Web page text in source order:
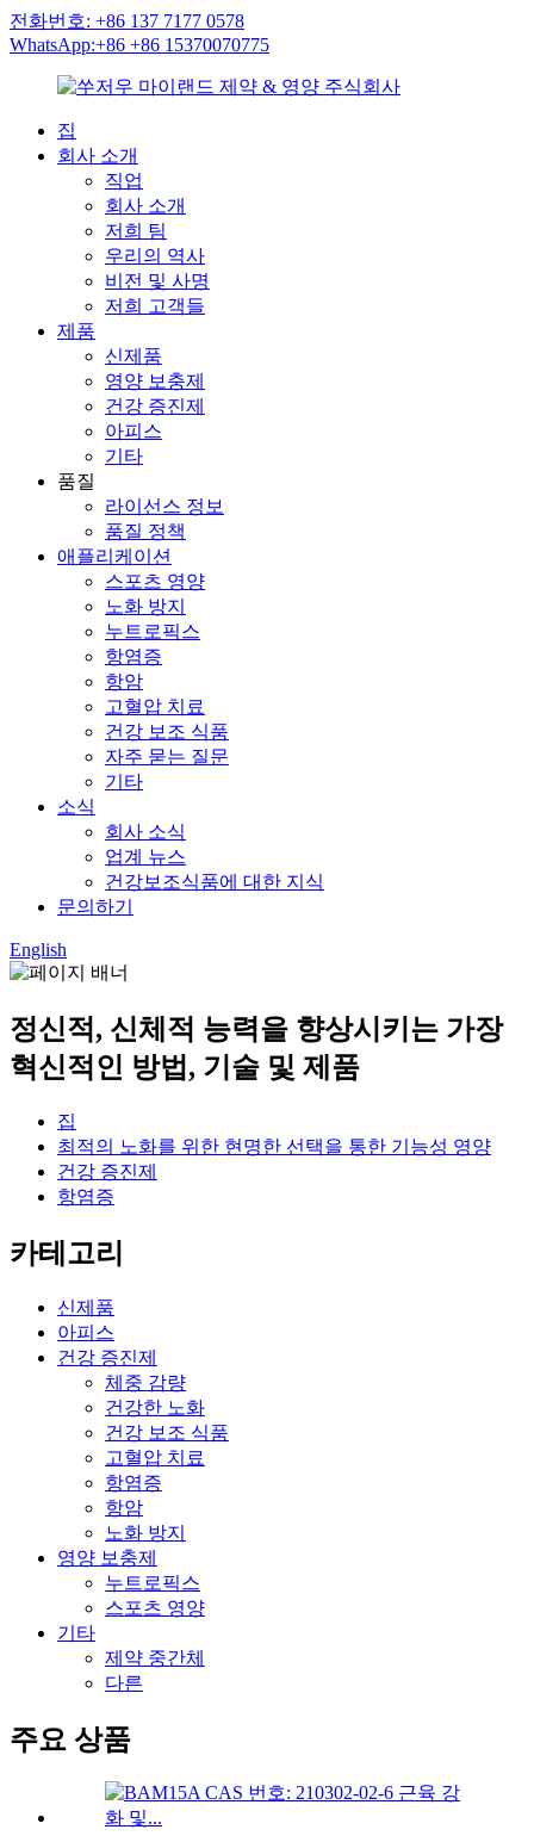
전화번호: +86 137 7177 0578
WhatsApp:+86 +86 15370070775
집
회사 소개
직업
회사 소개
저희 팀
우리의 역사
비전 및 사명
저희 고객들
제품
신제품
영양 보충제
건강 증진제
아피스
기타
품질
라이선스 정보
품질 정책
애플리케이션
스포츠 영양
노화 방지
누트로픽스
항염증
항암
고혈압 치료
건강 보조 식품
자주 묻는 질문
기타
소식
회사 소식
업계 뉴스
건강보조식품에 대한 지식
문의하기
English
정신적, 신체적 능력을 향상시키는 가장
혁신적인 방법, 기술 및 제품
집
최적의 노화를 위한 현명한 선택을 통한 기능성 영양
건강 증진제
항염증
카테고리
신제품
아피스
건강 증진제
체중 감량
건강한 노화
건강 보조 식품
고혈압 치료
항염증
항암
노화 방지
영양 보충제
누트로픽스
스포츠 영양
기타
제약 중간체
다른
주요 상품